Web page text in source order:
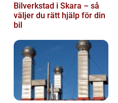
Bilverkstad i Skara – så
väljer du rätt hjälp för din
bil